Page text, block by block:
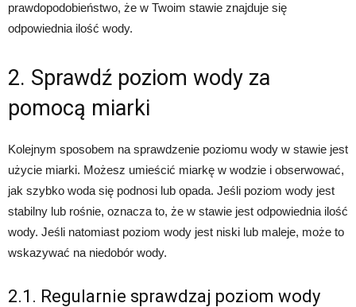
prawdopodobieństwo, że w Twoim stawie znajduje się
odpowiednia ilość wody.
2. Sprawdź poziom wody za
pomocą miarki
Kolejnym sposobem na sprawdzenie poziomu wody w stawie jest
użycie miarki. Możesz umieścić miarkę w wodzie i obserwować,
jak szybko woda się podnosi lub opada. Jeśli poziom wody jest
stabilny lub rośnie, oznacza to, że w stawie jest odpowiednia ilość
wody. Jeśli natomiast poziom wody jest niski lub maleje, może to
wskazywać na niedobór wody.
2.1. Regularnie sprawdzaj poziom wody